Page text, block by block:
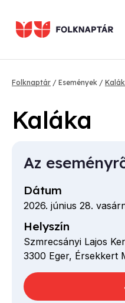
tartalomra
Morzsa
Folknaptár Események
Kaláka
Az
Dátum
2026. június 28.
Helyszín
Szmrecsányi Lajos
3300 Eger, Érsekkert